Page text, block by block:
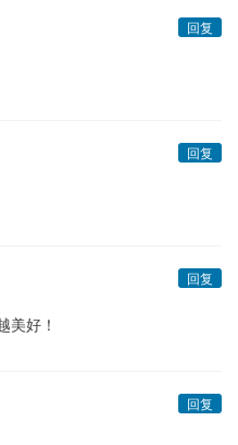
回复
回复
回复
美好！
回复